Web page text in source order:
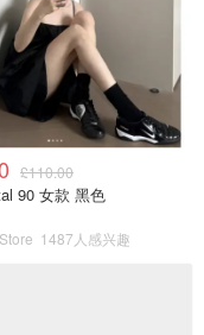
£110.00
90 女款 黑色
1487人感兴趣